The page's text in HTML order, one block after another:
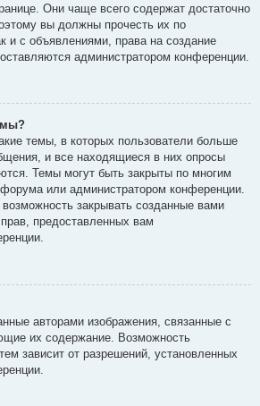
Они чаще всего содержат достаточно
вы должны прочесть их по
и с объявлениями, права на создание
администратором конференции.
темы, в которых пользователи больше
и все находящиеся в них опросы
Темы могут быть закрыты по многим
или администратором конференции.
закрывать созданные вами
предоставленных вам
авторами изображения, связанные с
их содержание. Возможность
зависит от разрешений, установленных